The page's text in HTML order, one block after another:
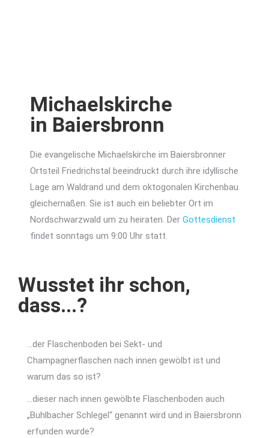
Michaelskirche
in Baiersbronn
Die evangelische Michaelskirche im Baiersbronner
Ortsteil Friedrichstal beeindruckt durch ihre idyllische
Lage am Waldrand und dem oktogonalen Kirchenbau
gleichernaßen. Sie ist auch ein beliebter Ort im
Nordschwarzwald um zu heiraten. Der Gottesdienst
findet sonntags um 9:00 Uhr statt.
Wusstet ihr schon,
dass...?
…der Flaschenboden bei Sekt- und
Champagnerflaschen nach innen gewölbt ist und
warum das so ist?
…dieser nach innen gewölbte Flaschenboden auch
„Buhlbacher Schlegel“ genannt wird und in Baiersbronn
erfunden wurde?